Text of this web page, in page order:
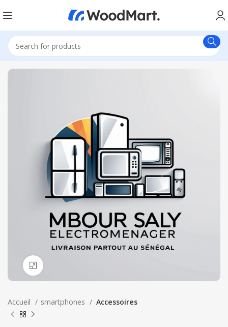
Accueil smartphones Accessoires